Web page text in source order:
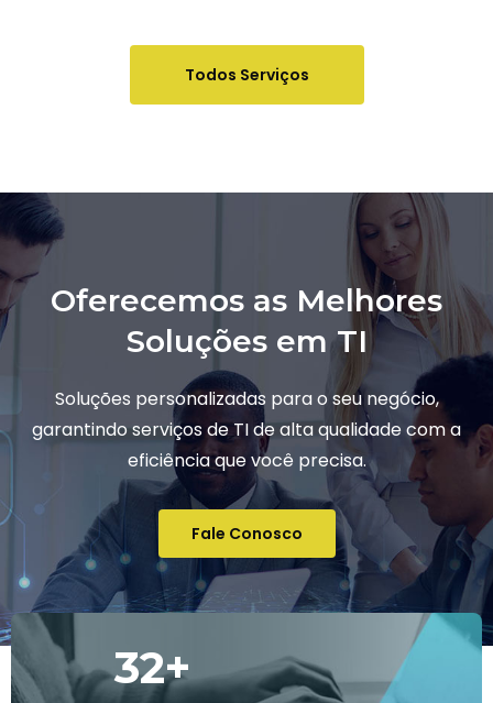
Todos Serviços
Oferecemos as Melhores
Soluções em TI
Soluções personalizadas para o seu negócio,
garantindo serviços de TI de alta qualidade com a
eficiência que você precisa.
Fale Conosco
32+